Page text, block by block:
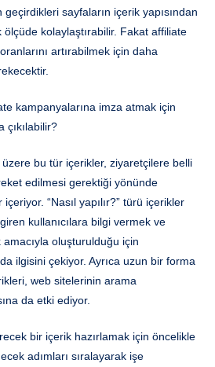
sayfaların içerik yapısından
kolaylaştırabilir. Fakat affiliate
artırabilmek için daha
kampanyalarına imza atmak için
çıkılabilir?
üzere bu tür içerikler, ziyaretçilere belli
edilmesi gerektiği yönünde
“Nasıl yapılır?” türü içerikler
kullanıcılara bilgi vermek ve
oluşturulduğu için
ilgisini çekiyor. Ayrıca uzun bir forma
web sitelerinin arama
da etki ediyor.
bir içerik hazırlamak için öncelikle
adımları sıralayarak işe